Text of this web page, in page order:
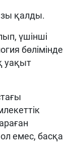
қалды.
үшінші
бөлімінде
уақыт
емес, басқа